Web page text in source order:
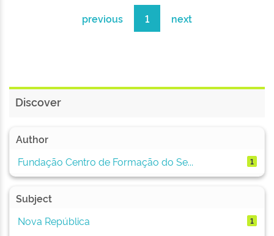
previous 1 next
Discover
Author
Fundação Centro de Formação do Se...
1
Subject
Nova República
1